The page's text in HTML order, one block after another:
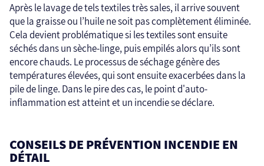
Après le lavage de tels textiles très sales, il arrive souvent
que la graisse ou l’huile ne soit pas complètement éliminée.
Cela devient problématique si les textiles sont ensuite
séchés dans un sèche-linge, puis empilés alors qu’ils sont
encore chauds. Le processus de séchage génère des
températures élevées, qui sont ensuite exacerbées dans la
pile de linge. Dans le pire des cas, le point d'auto-
inflammation est atteint et un incendie se déclare.
CONSEILS DE PRÉVENTION INCENDIE EN
DÉTAIL